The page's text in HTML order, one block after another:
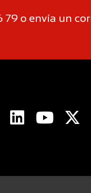
79 o envía un